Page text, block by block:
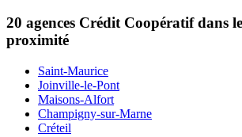
20 agences Crédit Coopératif dans
proximité
Saint-Maurice
Joinville-le-Pont
Maisons-Alfort
Champigny-sur-Marne
Créteil